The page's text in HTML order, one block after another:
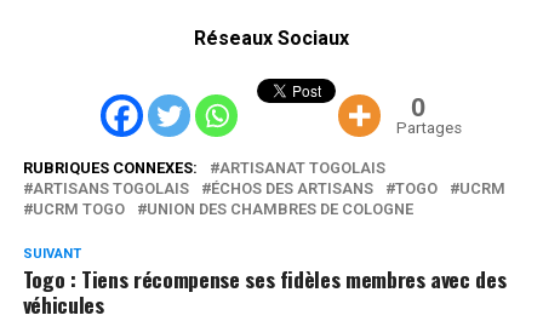
Réseaux Sociaux
0
Partages
RUBRIQUES CONNEXES:
ARTISANAT TOGOLAIS
ARTISANS TOGOLAIS
ÉCHOS DES ARTISANS TOGO
UCRM
UCRM TOGO
UNION DES CHAMBRES DE COLOGNE
SUIVANT
Togo : Tiens récompense ses fidèles membres avec des
véhicules